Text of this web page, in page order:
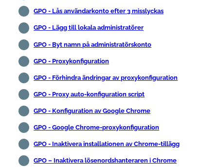
GPO - Lås användarkonto efter 3 misslyckas
GPO - Lägg till lokala administratörer
GPO - Byt namn på administratörskonto
GPO - Proxykonfiguration
GPO - Förhindra ändringar av proxykonfiguration
GPO - Proxy auto-konfiguration script
GPO - Konfiguration av Google Chrome
GPO - Google Chrome-proxykonfiguration
GPO - Inaktivera installationen av Chrome-tillägg
GPO – Inaktivera lösenordshanteraren i Chrome